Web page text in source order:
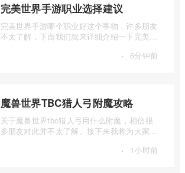
完美世界手游职业选择建议
完美世界手游哪个职业好这个事物，许多朋友
不太了解，下面我们就来详细介绍一下完美世
· 6分钟前
魔兽世界TBC猎人弓附魔攻略
关于魔兽世界tbc猎人弓用什么附魔，相信很
多朋友对此并不太了解。接下来我将为大家详
· 1小时前